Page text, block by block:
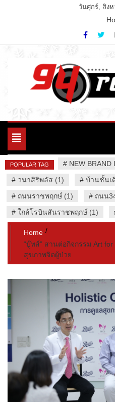
วันศุกร์, สิง
94 Report.com
Variety News
Toggle
POPULAR TAG # NEW BRAND
# วนาสิริพลัส (1) # บ้านชั้นเ
# ถนนราชพฤกษ์ (1) # ถนน
# ใกล้โรบินสันราชพฤกษ์ (1)
Home
“บู๊ทส์” สานต่อกิจกรรม Art
สุขภาพจิตผู้ป่วย